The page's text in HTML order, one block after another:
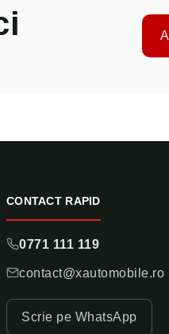
CONTACT RAPID
0771 111 119
contact@xautomobile.ro
Scrie pe WhatsApp